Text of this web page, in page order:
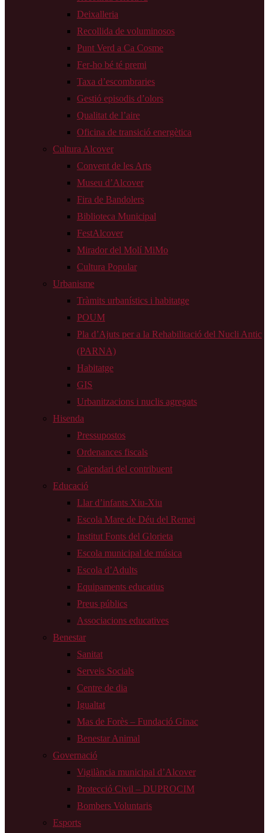
Deixalleria
Recollida de voluminosos
Punt Verd a Ca Cosme
Fer-ho bé té premi
Taxa d’escombraries
Gestió episodis d’olors
Qualitat de l’aire
Oficina de transició energètica
Cultura Alcover
Convent de les Arts
Museu d’Alcover
Fira de Bandolers
Biblioteca Municipal
FestAlcover
Mirador del Molí MiMo
Cultura Popular
Urbanisme
Tràmits urbanístics i habitatge
POUM
Pla d’Ajuts per a la Rehabilitació del Nucli Antic
(PARNA)
Habitatge
GIS
Urbanitzacions i nuclis agregats
Hisenda
Pressupostos
Ordenances fiscals
Calendari del contribuent
Educació
Llar d’infants Xiu-Xiu
Escola Mare de Déu del Remei
Institut Fonts del Glorieta
Escola municipal de música
Escola d’Adults
Equipaments educatius
Preus públics
Associacions educatives
Benestar
Sanitat
Serveis Socials
Centre de dia
Igualtat
Mas de Forès – Fundació Ginac
Benestar Animal
Governació
Vigilància municipal d’Alcover
Protecció Civil – DUPROCIM
Bombers Voluntaris
Esports